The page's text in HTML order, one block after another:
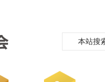
本站搜